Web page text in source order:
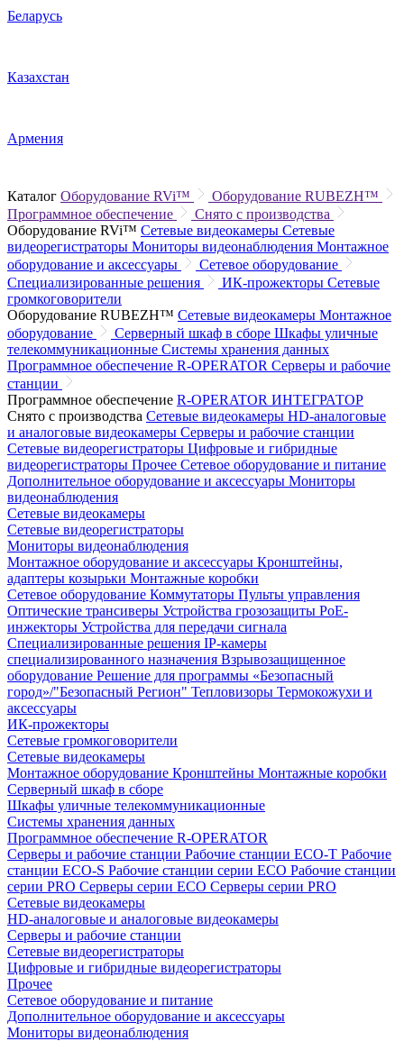
Беларусь
Казахстан
Армения
Каталог Оборудование RVi™
Оборудование RUBEZH™
Программное обеспечение
Снято с производства
Оборудование RVi™ Сетевые видеокамеры Сетевые
видеорегистраторы Мониторы видеонаблюдения Монтажное
оборудование и аксессуары
Сетевое оборудование
Специализированные решения
ИК-прожекторы Сетевые
громкоговорители
Оборудование RUBEZH™ Сетевые видеокамеры Монтажное
оборудование
Серверный шкаф в сборе Шкафы уличные
телекоммуникационные Системы хранения данных
Программное обеспечение R-OPERATOR Серверы и рабочие
станции
Программное обеспечение R-OPERATOR ИНТЕГРАТОР
Снято с производства Сетевые видеокамеры HD-аналоговые
и аналоговые видеокамеры Серверы и рабочие станции
Сетевые видеорегистраторы Цифровые и гибридные
видеорегистраторы Прочее Сетевое оборудование и питание
Дополнительное оборудование и аксессуары Мониторы
видеонаблюдения
Сетевые видеокамеры
Сетевые видеорегистраторы
Мониторы видеонаблюдения
Монтажное оборудование и аксессуары Кронштейны,
адаптеры козырьки Монтажные коробки
Сетевое оборудование Коммутаторы Пульты управления
Оптические трансиверы Устройства грозозащиты PoE-
инжекторы Устройства для передачи сигнала
Специализированные решения IP-камеры
специализированного назначения Взрывозащищенное
оборудование Решение для программы «Безопасный
город»/"Безопасный Регион" Тепловизоры Термокожухи и
аксессуары
ИК-прожекторы
Сетевые громкоговорители
Сетевые видеокамеры
Монтажное оборудование Кронштейны Монтажные коробки
Серверный шкаф в сборе
Шкафы уличные телекоммуникационные
Системы хранения данных
Программное обеспечение R-OPERATOR
Серверы и рабочие станции Рабочие станции ECO-T Рабочие
станции ECO-S Рабочие станции серии ECO Рабочие станции
серии PRO Серверы серии ECO Серверы серии PRO
Сетевые видеокамеры
HD-аналоговые и аналоговые видеокамеры
Серверы и рабочие станции
Сетевые видеорегистраторы
Цифровые и гибридные видеорегистраторы
Прочее
Сетевое оборудование и питание
Дополнительное оборудование и аксессуары
Мониторы видеонаблюдения